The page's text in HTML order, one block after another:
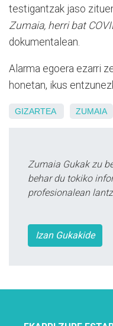
testigantzak jaso
Zumaia, herri bat
dokumentalean.
Alarma egoera ezarri
honetan, ikus
GIZARTEA ZUMAIA
Zumaia Gukak zu
behar du tokiko
profesionalean
Izan Gukakide